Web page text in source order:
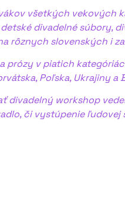
všetkých vekových
divadelné súbory,
rôznych slovenských i
v piatich
Poľska, Ukrajiny a
workshop
či vystúpenie ľudovej